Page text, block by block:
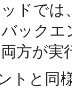
ドで
ック
方が
トと同